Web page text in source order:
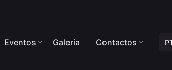
Eventos Galeria Contactos